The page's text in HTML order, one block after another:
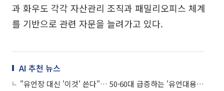
과 화우도 각각 자산관리 조직과 패밀리오피스 체계
를 기반으로 관련 자문을 늘려가고 있다.
AI 추천 뉴스
"유언장 대신 '이것' 쓴다"… 50·60대 급증하는 '유언대용신탁'